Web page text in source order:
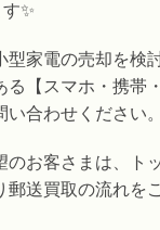
✨
型家電の売却を検
る【スマホ・携帯
合わせください。
のお客さまは、ト
郵送買取の流れを